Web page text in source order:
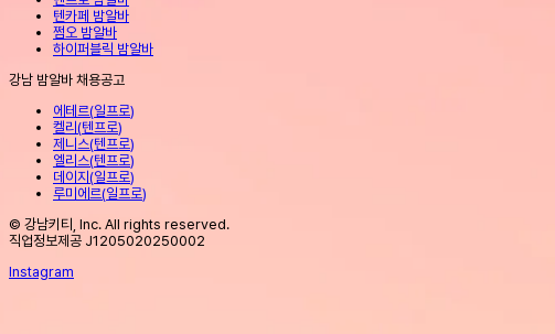
텐카페 밤알바
쩜오 밤알바
하이퍼블릭 밤알바
강남 밤알바 채용공고
에테르(일프로)
켈리(텐프로)
제니스(텐프로)
엘리스(텐프로)
데이지(일프로)
루미에르(일프로)
© 강남키티, Inc. All rights reserved.
직업정보제공 J1205020250002
Instagram